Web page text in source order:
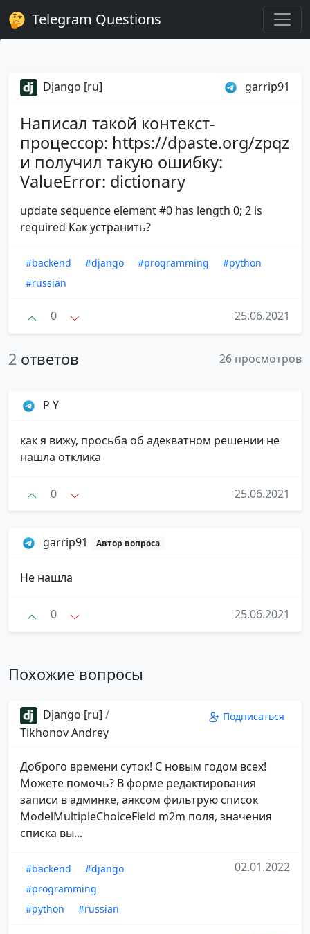
Telegram Questions
Django [ru] garrip91
Написал такой контекст-
процессор: https://dpaste.org/zpqz
и получил такую ошибку:
ValueError: dictionary
update sequence element #0 has length 0; 2 is
required Как устранить?
#backend #django #programming
#python
#russian
0 25.06.2021
2 ответов 26 просмотров
P Y
как я вижу, просьба об адекватном решении не
нашла отклика
0 25.06.2021
garrip91 Автор вопроса
Не нашла
0 25.06.2021
Похожие вопросы
Django [ru] /
Tikhonov Andrey
Подписаться
Доброго времени суток! С новым годом всех!
Можете помочь? В форме редактирования
записи в админке, аяксом фильтрую список
ModelMultipleChoiceField m2m поля, значения
списка вы...
#backend
#django
#programming
#python
#russian
02.01.2022